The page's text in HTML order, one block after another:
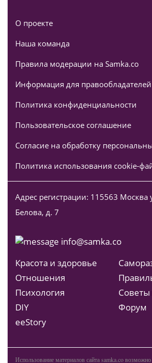
О проекте
Наша команда
Правила модерации на Samka.co
Информация для правообладателей
Политика конфиденциальности
Пользовательское соглашение
Согласие на обработку
Политика использования cookie-
Адрес регистрации: 115563 Москва
Белова, д. 7
info@samka.co
Красота и здоровье
Отношения
Психология
DIY
ееStory
Советы
Форум
Использование материалов сайта samka.co